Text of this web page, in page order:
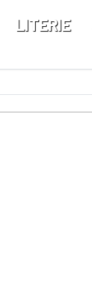
LITERIE